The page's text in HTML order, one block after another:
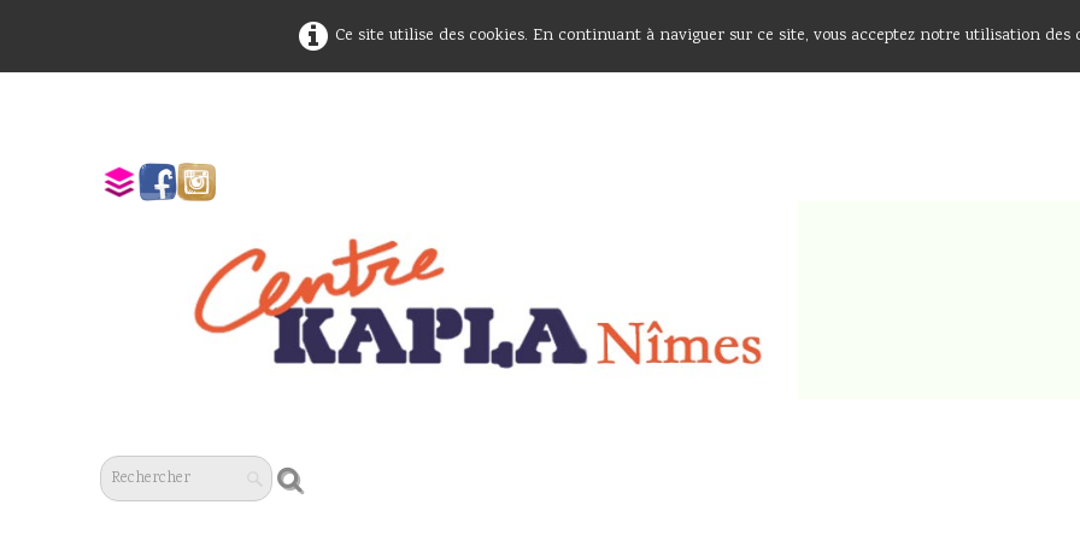
Ce site utilise des cookies. En continuant à naviguer sur ce site, vous acceptez notre utilisation des